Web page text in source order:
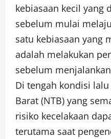
kebiasaan kecil yang
sebelum mulai
satu kebiasaan yang
adalah melakukan
sebelum
Di tengah kondisi
Barat (NTB) yang
risiko kecelakaan
terutama saat